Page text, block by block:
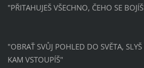
"PŘITAHUJEŠ VŠECHNO, ČEHO SE
"OBRAŤ SVŮJ POHLED DO SVĚTA,
KAM VSTOUPÍŠ"